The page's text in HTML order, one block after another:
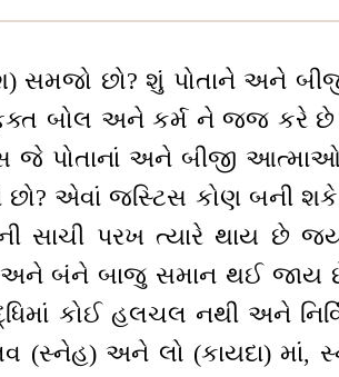
સમજો છો? શું પોતાને અને
ફક્ત બોલ અને કર્મ ને જજ કરે
જે પોતાનાં અને બીજી
એવાં જસ્ટિસ કોણ બની
સાચી પરખ ત્યારે થાય છે
બંને બાજુ સમાન થઈ જાય છે.
કોઈ હલચલ નથી અને
(સ્નેહ) અને લો (કાયદા) માં,